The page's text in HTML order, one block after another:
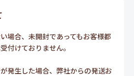
場合、未開封であってもお客様都
付けておりません。
発生した場合、弊社からの発送お